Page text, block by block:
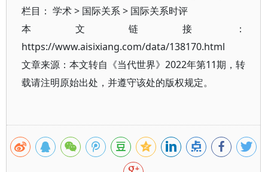
栏目： 学术> 国际关系> 国际关系时评
本文链接：
https://www.aisixiang.com/data/138170.html
文章来源：本文转自《当代世界》2022年第11期，转
载请注明原始出处，并遵守该处的版权规定。